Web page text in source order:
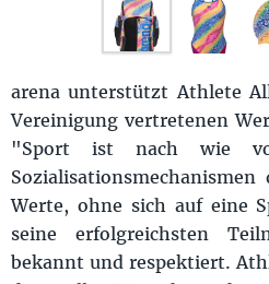
arena unterstützt Athlete
Vereinigung vertretenen
"Sport ist nach wie
Werte, ohne sich auf eine
seine erfolgreichsten
bekannt und respektiert.